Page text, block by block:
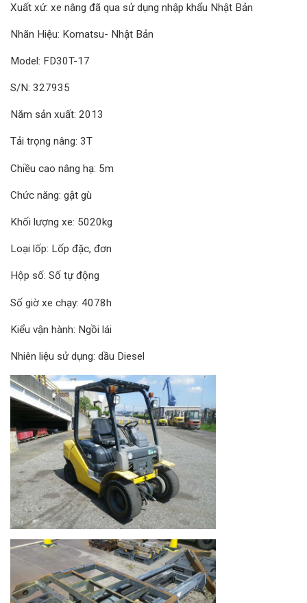
Xuất xứ: xe nâng đã qua sử dụng nhập khẩu Nhật Bản
Nhãn Hiệu: Komatsu- Nhật Bản
Model: FD30T-17
S/N: 327935
Năm sản xuất: 2013
Tải trọng nâng: 3T
Chiều cao nâng hạ: 5m
Chức năng: gật gù
Khối lượng xe: 5020kg
Loại lốp: Lốp đặc, đơn
Hộp số: Số tự động
Số giờ xe chạy: 4078h
Kiểu vận hành: Ngồi lái
Nhiên liệu sử dụng: dầu Diesel